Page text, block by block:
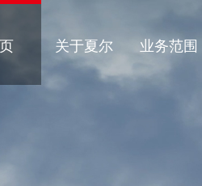
关于夏尔 业务范围